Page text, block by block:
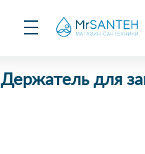
Держатель для